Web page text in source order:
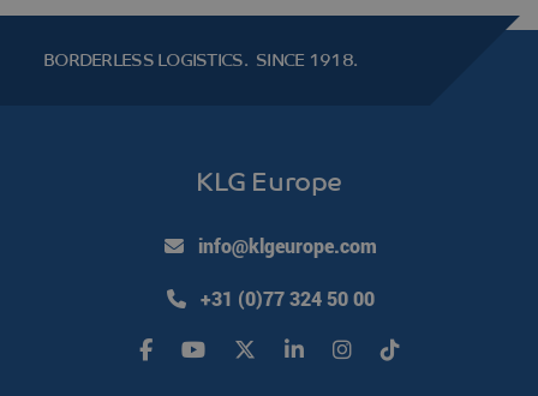
BORDERLESS LOGISTICS. SINCE 1918.
KLG Europe
info@klgeurope.com
+31 (0)77 324 50 00